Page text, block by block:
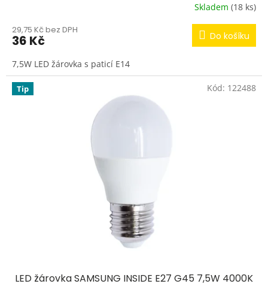
Skladem (18 ks)
29,75 Kč bez DPH
36 Kč Do košíku
7,5W LED žárovka s paticí E14
Tip
LED žárovka SAMSUNG INSIDE E27 G45 7,5W 4000K
Kód: 122488